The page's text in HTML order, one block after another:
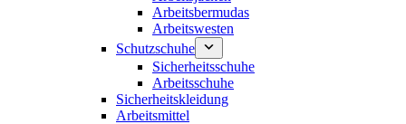
Arbeitsbermudas
Arbeitswesten
Schutzschuhe
Sicherheitsschuhe
Arbeitsschuhe
Sicherheitskleidung
Arbeitsmittel